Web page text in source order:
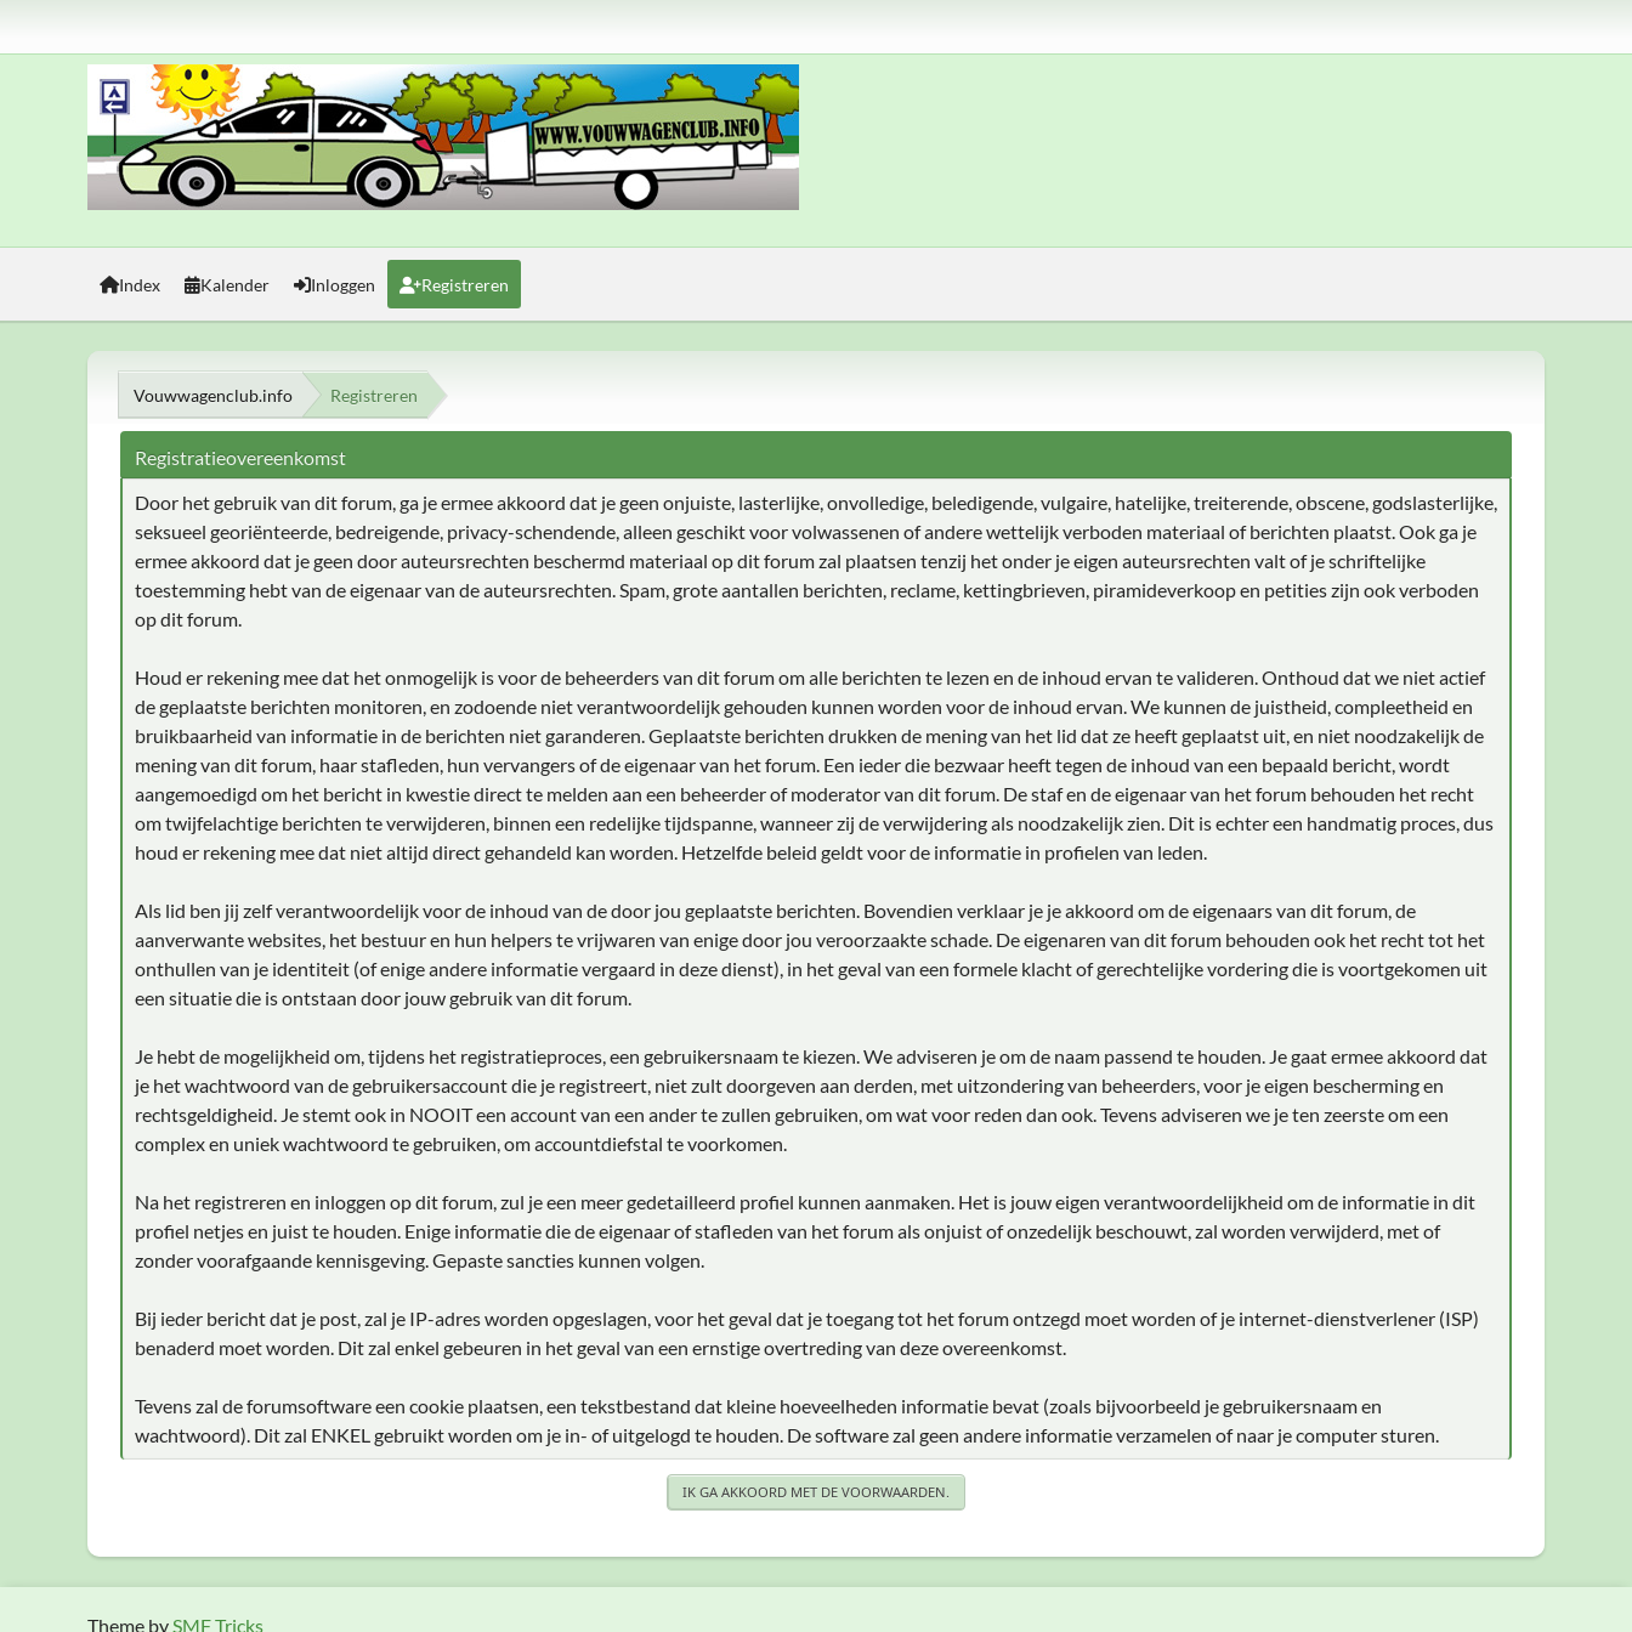
Index Kalender Inloggen Registreren
Vouwwagenclub.info Registreren
Registratieovereenkomst
Door het gebruik van dit forum, ga je ermee akkoord dat je geen onjuiste, lasterlijke, onvolledige, beledigende, vulgaire, hatelijke, treiterende, obscene, godslasterlijke,
seksueel georiënteerde, bedreigende, privacy-schendende, alleen geschikt voor volwassenen of andere wettelijk verboden materiaal of berichten plaatst. Ook ga je
ermee akkoord dat je geen door auteursrechten beschermd materiaal op dit forum zal plaatsen tenzij het onder je eigen auteursrechten valt of je schriftelijke
toestemming hebt van de eigenaar van de auteursrechten. Spam, grote aantallen berichten, reclame, kettingbrieven, piramideverkoop en petities zijn ook verboden
op dit forum.
Houd er rekening mee dat het onmogelijk is voor de beheerders van dit forum om alle berichten te lezen en de inhoud ervan te valideren. Onthoud dat we niet actief
de geplaatste berichten monitoren, en zodoende niet verantwoordelijk gehouden kunnen worden voor de inhoud ervan. We kunnen de juistheid, compleetheid en
bruikbaarheid van informatie in de berichten niet garanderen. Geplaatste berichten drukken de mening van het lid dat ze heeft geplaatst uit, en niet noodzakelijk de
mening van dit forum, haar stafleden, hun vervangers of de eigenaar van het forum. Een ieder die bezwaar heeft tegen de inhoud van een bepaald bericht, wordt
aangemoedigd om het bericht in kwestie direct te melden aan een beheerder of moderator van dit forum. De staf en de eigenaar van het forum behouden het recht
om twijfelachtige berichten te verwijderen, binnen een redelijke tijdspanne, wanneer zij de verwijdering als noodzakelijk zien. Dit is echter een handmatig proces, dus
houd er rekening mee dat niet altijd direct gehandeld kan worden. Hetzelfde beleid geldt voor de informatie in profielen van leden.
Als lid ben jij zelf verantwoordelijk voor de inhoud van de door jou geplaatste berichten. Bovendien verklaar je je akkoord om de eigenaars van dit forum, de
aanverwante websites, het bestuur en hun helpers te vrijwaren van enige door jou veroorzaakte schade. De eigenaren van dit forum behouden ook het recht tot het
onthullen van je identiteit (of enige andere informatie vergaard in deze dienst), in het geval van een formele klacht of gerechtelijke vordering die is voortgekomen uit
een situatie die is ontstaan door jouw gebruik van dit forum.
Je hebt de mogelijkheid om, tijdens het registratieproces, een gebruikersnaam te kiezen. We adviseren je om de naam passend te houden. Je gaat ermee akkoord dat
je het wachtwoord van de gebruikersaccount die je registreert, niet zult doorgeven aan derden, met uitzondering van beheerders, voor je eigen bescherming en
rechtsgeldigheid. Je stemt ook in NOOIT een account van een ander te zullen gebruiken, om wat voor reden dan ook. Tevens adviseren we je ten zeerste om een
complex en uniek wachtwoord te gebruiken, om accountdiefstal te voorkomen.
Na het registreren en inloggen op dit forum, zul je een meer gedetailleerd profiel kunnen aanmaken. Het is jouw eigen verantwoordelijkheid om de informatie in dit
profiel netjes en juist te houden. Enige informatie die de eigenaar of stafleden van het forum als onjuist of onzedelijk beschouwt, zal worden verwijderd, met of
zonder voorafgaande kennisgeving. Gepaste sancties kunnen volgen.
Bij ieder bericht dat je post, zal je IP-adres worden opgeslagen, voor het geval dat je toegang tot het forum ontzegd moet worden of je internet-dienstverlener (ISP)
benaderd moet worden. Dit zal enkel gebeuren in het geval van een ernstige overtreding van deze overeenkomst.
Tevens zal de forumsoftware een cookie plaatsen, een tekstbestand dat kleine hoeveelheden informatie bevat (zoals bijvoorbeeld je gebruikersnaam en
wachtwoord). Dit zal ENKEL gebruikt worden om je in- of uitgelogd te houden. De software zal geen andere informatie verzamelen of naar je computer sturen.
Theme bySMF Tricks